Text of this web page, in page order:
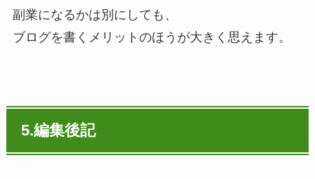
副業になるかは別にしても、
ブログを書くメリットのほうが大きく思えます。
5.編集後記